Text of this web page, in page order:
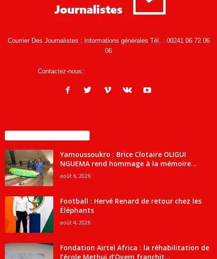
Courrier Des Journalistes : Informations générales Tél. : 00241 06 72 06
06
Contactez-nous:
Yamoussoukro : Brice Clotaire OLIGUI
NGUEMA rend hommage à la mémoire...
août 6, 2026
Football : Hervé Renard de retour chez les
Éléphants
août 4, 2026
Fondation Airtel Africa : la réhabilitation de
l’école Methui d’Oyem franchit...